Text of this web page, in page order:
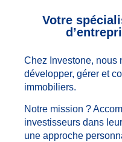
Votre
Chez Investone, nous
développer, gérer et
immobiliers.
Notre mission ?
investisseurs dans
une approche